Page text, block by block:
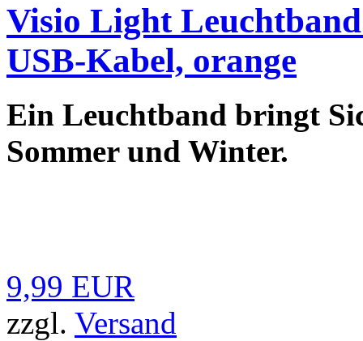
Visio Light
USB-Kabel, orange
Ein Leuchtband bringt
Sommer und Winter.
9,99 EUR
zzgl. Versand